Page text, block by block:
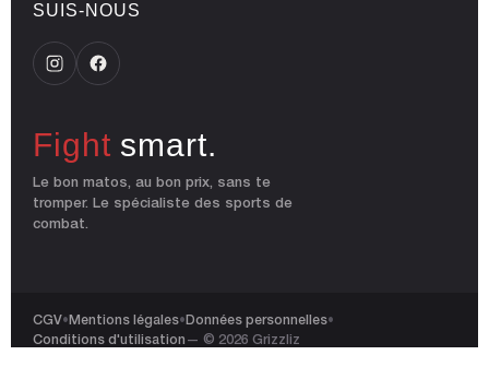
SUIS-NOUS
Fight smart.
Le bon matos, au bon prix, sans te
tromper. Le spécialiste des sports de
combat.
CGV•Mentions légales•Données personnelles•
Conditions d'utilisation — © 2026 Grizzliz